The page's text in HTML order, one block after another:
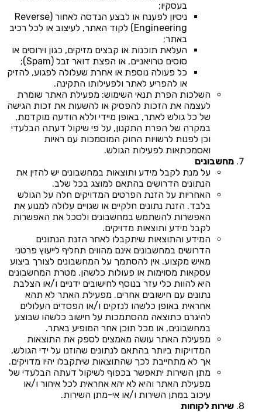
בעסקיו;
ניסיון לפענח או לבצע הנדסה לאחור (Reverse
Engineering) לקוד האתר, לעיצוב או לכל רכיב
באתר;
העלאת תוכנות או קבצים מזיקים, כגון וירוסים או
סוסים טרויאניים, או הפצת דואר זבל (Spam);
כל פעולה נוספת או אחרת שעלולה לפגוע, להזיק
או להפריע לאתר ולפעילותו התקינה.
השלכות הפרת תנאי השימוש: מפעילת האתר שומרת
לעצמה את הזכות להפסיק או להשעות את זכות הגישה
של כל גולש לאתר, באופן מיידי וללא הודעה מוקדמת,
במקרה של הפרת התקנון, על פי שיקול דעתה הבלעדי
וכן לפנות לרשויות החוק המוסמכות עם ראיות
ואסמכתאות לפעילות הגולש.
מחשבונים
על מנת לקבל מידע ותוצאות במחשבונים יש להזין את
הנתונים הדרושים בהתאם למוצג בכל שלב.
האחריות על הזנת הפרטים המדויקים חלה על הגולש
בלבד. הזנת נתונים חלקיים או שגויים עלולה למנוע את
האפשרות להשתמש במחשבונים ולסכל את האפשרות
לקבל מידע ותוצאות מדויקים.
המידע והתוצאות שיתקבלו לאחר הזנת הנתונים
הדרושים במחשבונים אינם מהווים תחליף לייעוץ פרטני
מאיש מקצוע. אין להסתמך על המחשבונים לצורך ביצוע
עסקאות מסוימות או פעולות כלשהן. מטרת המחשבונים
היא להוות כלי עזר בנוסף לחישובים ידניים ו/או הצלבת
נתונים עם חישובים אחרים. מפעילת האתר לא תהא
אחראית באופן כלשהו לנזקים ו/או הפסדים העלולים
להיגרם כתוצאה מהסתמכות על חישוב כלשהו שבוצע
במחשבונים, או מכל תוכן אחר המופיע באתר.
מפעילת האתר עושה מאמצים לספק את התוצאות
המדויקות ביותר בהתאם לנתונים שהוזנו על ידי הגולש,
אך לא מתחייבת לכך שהתוצאות שיתקבלו יהיו מדויקים.
מתן השירות יתאפשר בכפוף לשיקול דעתה הבלעדי של
מפעילת האתר והיא לא יהא אחראית לכל איחור ו/או
עיכוב במתן השירות ו/או אי-מתן השירות.
שירות לקוחות